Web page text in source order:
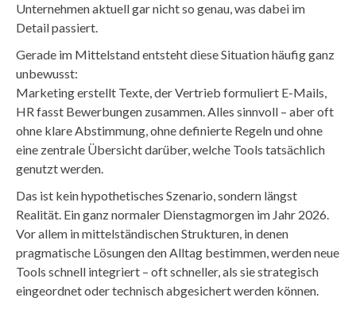
Unternehmen aktuell gar nicht so genau, was dabei im
Detail passiert.
Gerade im Mittelstand entsteht diese Situation häufig ganz
unbewusst:
Marketing erstellt Texte, der Vertrieb formuliert E-Mails,
HR fasst Bewerbungen zusammen. Alles sinnvoll – aber oft
ohne klare Abstimmung, ohne definierte Regeln und ohne
eine zentrale Übersicht darüber, welche Tools tatsächlich
genutzt werden.
Das ist kein hypothetisches Szenario, sondern längst
Realität. Ein ganz normaler Dienstagmorgen im Jahr 2026.
Vor allem in mittelständischen Strukturen, in denen
pragmatische Lösungen den Alltag bestimmen, werden neue
Tools schnell integriert – oft schneller, als sie strategisch
eingeordnet oder technisch abgesichert werden können.